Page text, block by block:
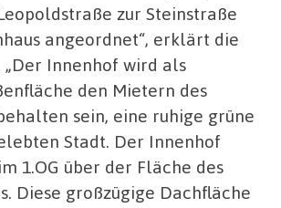
zur Steinstraße
angeordnet“, erklärt die
„Der Innenhof wird als
den Mietern des
sein, eine ruhige grüne
Stadt. Der Innenhof
1.OG über der Fläche des
Diese großzügige Dachfläche